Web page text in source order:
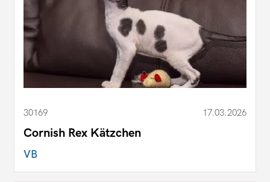
30169 17.03.2026
Cornish Rex Kätzchen
VB